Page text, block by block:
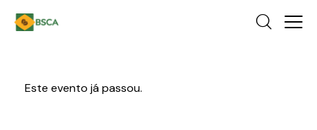
Este evento já passou.